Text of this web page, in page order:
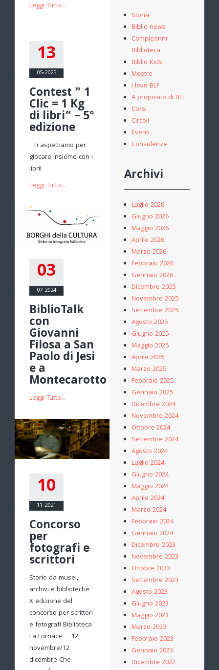
Leggi Tutto...
13
05-2025
Contest ” 1
Clic = 1 Kg
di libri” – 5°
edizione
Ti aspettiamo per
giocare insieme con i
libri!
Leggi Tutto...
03
07-2024
BiblioTalk
con
Giovanni
Filosa a San
Paolo di Jesi
e a
Montecarotto
Leggi Tutto...
10
11-2021
Concorso
per
fotografi e
scrittori
Storie da musei,
archivi e biblioteche
X edizione del
concorso per scrittori
e fotografi Biblioteca
La Fornace – 12
novembre/12
dicembre Che
Storia
Biblio news
Compleanni
Biblioteca
Biblio Kids
Mostre
I love BLF
A proposito di BLF
Corsi
Circoli
Eventi
Consulenze
Archivi
Luglio 2026
Giugno 2026
Maggio 2026
Aprile 2026
Marzo 2026
Febbraio 2026
Gennaio 2026
Dicembre 2025
Novembre 2025
Settembre 2025
Agosto 2025
Giugno 2025
Maggio 2025
Aprile 2025
Marzo 2025
Febbraio 2025
Gennaio 2025
Dicembre 2024
Novembre 2024
Ottobre 2024
Settembre 2024
Agosto 2024
Luglio 2024
Giugno 2024
Maggio 2024
Aprile 2024
Marzo 2024
Febbraio 2024
Gennaio 2024
Dicembre 2023
Novembre 2023
Ottobre 2023
Settembre 2023
Agosto 2023
Giugno 2023
Maggio 2023
Marzo 2023
Febbraio 2023
Gennaio 2023
Dicembre 2022